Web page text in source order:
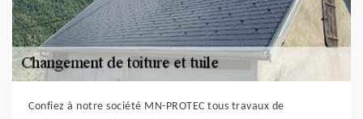
Confiez à notre société MN-PROTEC tous travaux de